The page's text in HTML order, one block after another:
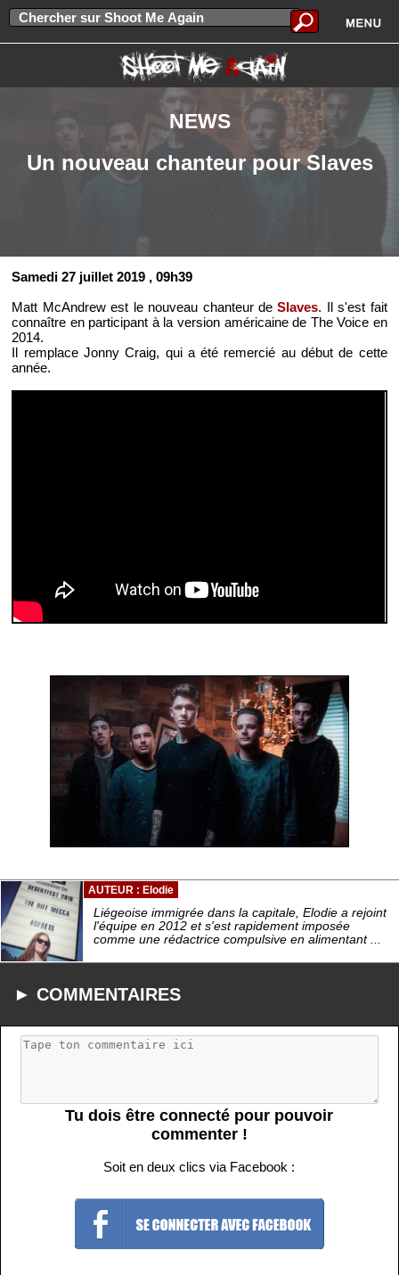
NEWS
Un nouveau chanteur pour Slaves
Samedi 27 juillet 2019 , 09h39
Matt McAndrew est le nouveau chanteur deSlaves. Il s'est fait
connaître en participant à la version américaine de The Voice en
2014.
Il remplace Jonny Craig, qui a été remercié au début de cette
année.
AUTEUR : Elodie
Liégeoise immigrée dans la capitale, Elodie a rejoint
l'équipe en 2012 et s'est rapidement imposée
comme une rédactrice compulsive en alimentant ...
► COMMENTAIRES
Tu dois être connecté pour pouvoir
commenter !
Soit en deux clics via Facebook :